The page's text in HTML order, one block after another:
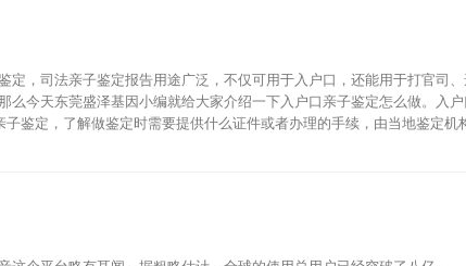
定，司法亲子鉴定报告用途广泛，不仅可用于入户口，还能用于打官司
今天东莞盛泽基因小编就给大家介绍一下入户口亲子鉴定怎么做。入户
鉴定，了解做鉴定时需要提供什么证件或者办理的手续，由当地鉴定机